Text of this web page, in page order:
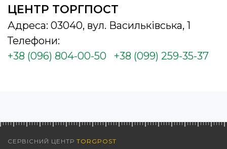
ЦЕНТР ТОРГПОСТ
Адреса: 03040, вул. Васильківська, 1
Телефони:
+38 (096) 804-00-50
+38 (099) 259-35-37
СЕРВІСНИЙ ЦЕНТР TORGPOST